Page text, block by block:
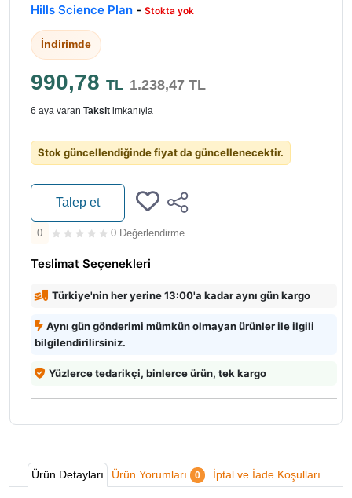
Hills Science Plan - Stokta yok
İndirimde
990,78 TL 1.238,47 TL
6 aya varan Taksit imkanıyla
Stok güncellendiğinde fiyat da güncellenecektir.
Talep et
0 0 Değerlendirme
Teslimat Seçenekleri
Türkiye'nin her yerine 13:00'a kadar aynı gün kargo
Aynı gün gönderimi mümkün olmayan ürünler ile ilgili
bilgilendirilirsiniz.
Yüzlerce tedarikçi, binlerce ürün, tek kargo
Ürün Detayları Ürün Yorumları 0 İptal ve İade Koşulları